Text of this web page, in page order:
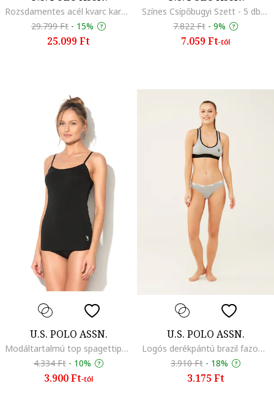
Rozsdamentes acél kvarc karóra
29.799 Ft - 15%
25.099 Ft
Színes Csípőbugyi Szett - 5 db, Piros/Fekete/Rózsaszín
7.822 Ft - 9%
7.059 Ft-tól
U.S. POLO ASSN.
Modáltartalmú top spagettipántokkal, Fekete
4.334 Ft - 10%
3.900 Ft-tól
U.S. POLO ASSN.
Logós derékpántú brazil fazonú bugyi szett - 3 db, Fukszia/Melange szürke/Világoskék
3.910 Ft - 18%
3.175 Ft